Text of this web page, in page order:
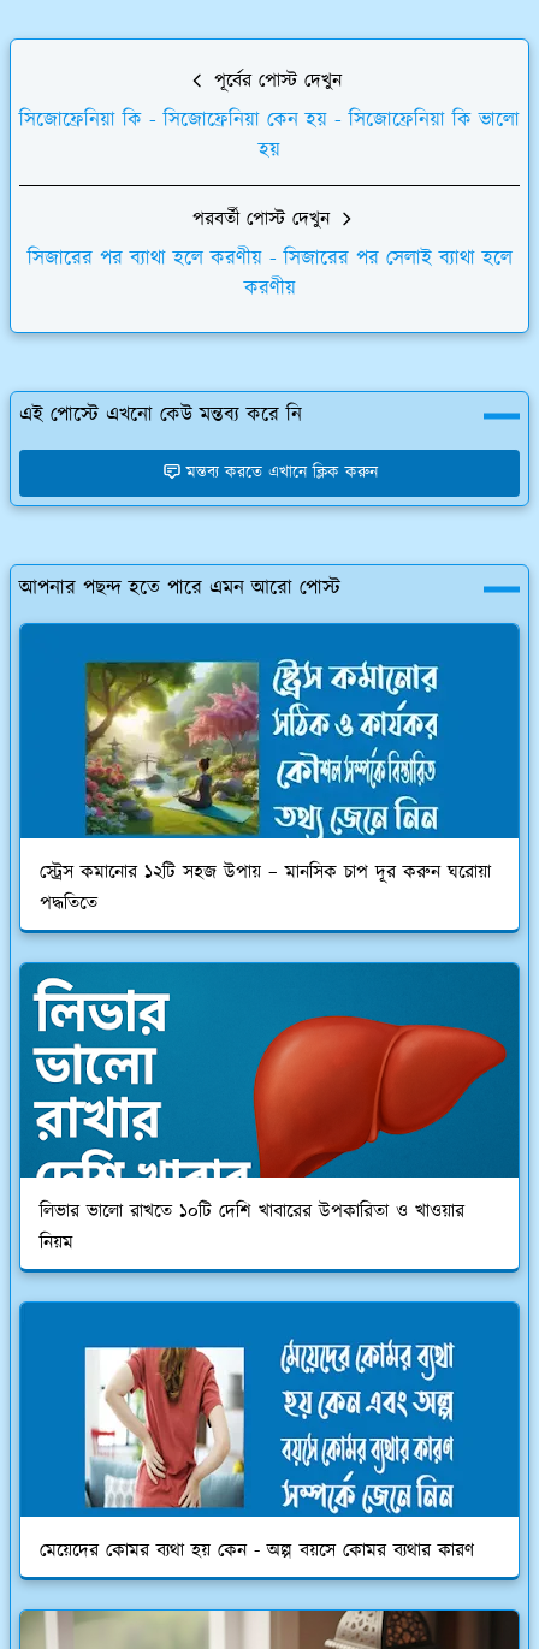
পূর্বের পোস্ট দেখুন
সিজোফ্রেনিয়া কি - সিজোফ্রেনিয়া কেন হয় - সিজোফ্রেনিয়া কি ভালো
হয়
পরবর্তী পোস্ট দেখুন
সিজারের পর ব্যাথা হলে করণীয় - সিজারের পর সেলাই ব্যাথা হলে
করণীয়
এই পোস্টে এখনো কেউ মন্তব্য করে নি
মন্তব্য করতে এখানে ক্লিক করুন
আপনার পছন্দ হতে পারে এমন আরো পোস্ট
স্ট্রেস কমানোর ১২টি সহজ উপায় – মানসিক চাপ দূর করুন ঘরোয়া
পদ্ধতিতে
লিভার ভালো রাখতে ১০টি দেশি খাবারের উপকারিতা ও খাওয়ার
নিয়ম
মেয়েদের কোমর ব্যথা হয় কেন - অল্প বয়সে কোমর ব্যথার কারণ